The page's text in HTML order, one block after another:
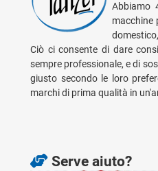
Abbiamo
macchine
Ciò ci consente di dare
sempre professionale, e di
giusto secondo le loro
marchi di prima qualità in
Serve aiuto?